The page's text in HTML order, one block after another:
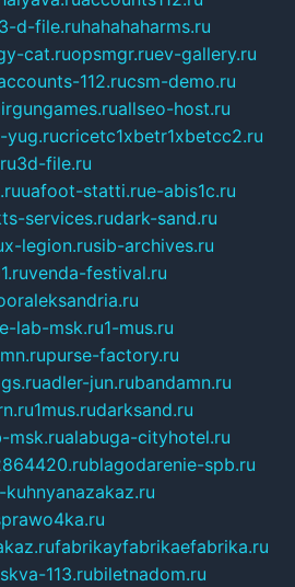
3-d-file.ruhahahaharms.ru
cat.ruopsmgr.ruev-gallery.ru
112.rucsm-demo.ru
allseo-host.ru
yug.rucricetc1xbetr1xbetcc2.ru
3d-file.ru
uafoot-statti.rue-abis1c.ru
services.rudark-sand.ru
x-legion.rusib-archives.ru
venda-festival.ru
lab-msk.ru1-mus.ru
purse-factory.ru
adler-jun.rubandamn.ru
1mus.rudarksand.ru
msk.rualabuga-cityhotel.ru
blagodarenie-spb.ru
fabrikayfabrikaefabrika.ru
113.rubiletnadom.ru